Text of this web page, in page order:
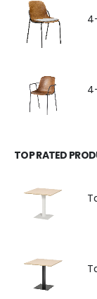
TOP RATED